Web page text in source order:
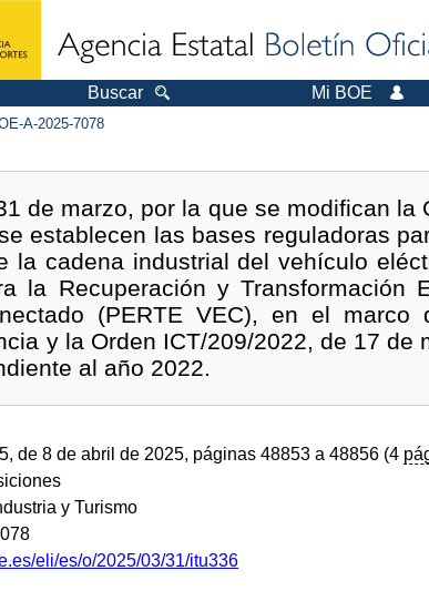
Buscar Mi BOE
A-2025-7078
de marzo, por la que se modifican la
establecen las bases reguladoras
la cadena industrial del vehículo
la Recuperación y Transformación
(PERTE VEC), en el marco
y la Orden ICT/209/2022, de 17 de
al año 2022.
de 8 de abril de 2025, páginas 48853 a 48856 (4
y Turismo
eli/es/o/2025/03/31/itu336